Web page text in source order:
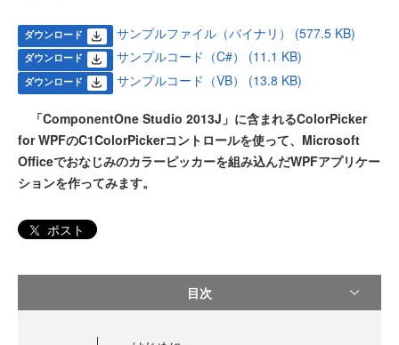
ダウンロード サンプルファイル（バイナリ） (577.5 KB)
ダウンロード サンプルコード（C#） (11.1 KB)
ダウンロード サンプルコード（VB） (13.8 KB)
「ComponentOne Studio 2013J」に含まれるColorPicker
for WPFのC1ColorPickerコントロールを使って、Microsoft
Officeでおなじみのカラーピッカーを組み込んだWPFアプリケー
ションを作ってみます。
ポスト
目次